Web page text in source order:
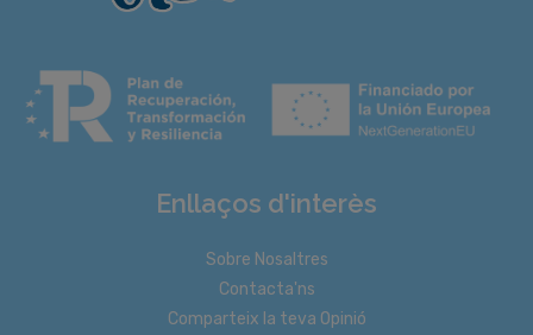
Enllaços d'interès
Sobre Nosaltres
Contacta'ns
Comparteix la teva Opinió